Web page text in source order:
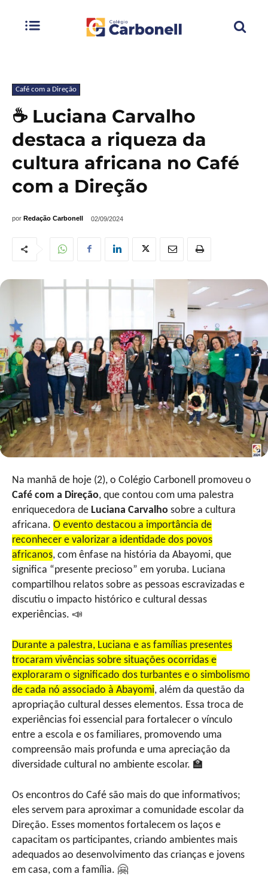
Café com a Direção
☕ Luciana Carvalho
destaca a riqueza da
cultura africana no Café
com a Direção
por Redação Carbonell 02/09/2024
Na manhã de hoje (2), o Colégio Carbonell promoveu o
Café com a Direção, que contou com uma palestra
enriquecedora de Luciana Carvalho sobre a cultura
africana. O evento destacou a importância de
reconhecer e valorizar a identidade dos povos
africanos, com ênfase na história da Abayomi, que
significa “presente precioso” em yoruba. Luciana
compartilhou relatos sobre as pessoas escravizadas e
discutiu o impacto histórico e cultural dessas
experiências. 📣
Durante a palestra, Luciana e as famílias presentes
trocaram vivências sobre situações ocorridas e
exploraram o significado dos turbantes e o simbolismo
de cada nó associado à Abayomi, além da questão da
apropriação cultural desses elementos. Essa troca de
experiências foi essencial para fortalecer o vínculo
entre a escola e os familiares, promovendo uma
compreensão mais profunda e uma apreciação da
diversidade cultural no ambiente escolar. 🏫
Os encontros do Café são mais do que informativos;
eles servem para aproximar a comunidade escolar da
Direção. Esses momentos fortalecem os laços e
capacitam os participantes, criando ambientes mais
adequados ao desenvolvimento das crianças e jovens
em casa, com a família. 🤗